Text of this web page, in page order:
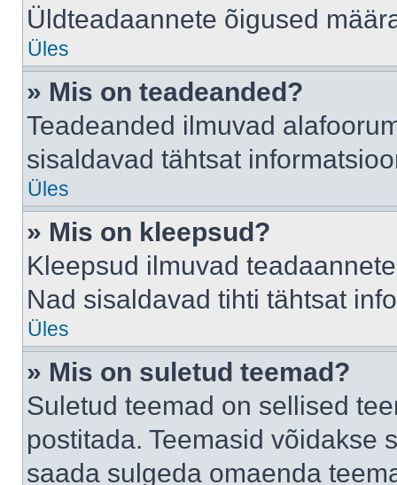
Üldteadaannete õigused
Üles
» Mis on teadeanded?
Teadeanded ilmuvad
sisaldavad tähtsat
Üles
» Mis on kleepsud?
Kleepsud ilmuvad
Nad sisaldavad tihti tähtsat
Üles
» Mis on suletud teemad?
Suletud teemad on sellised
postitada. Teemasid võidakse
saada sulgeda omaenda